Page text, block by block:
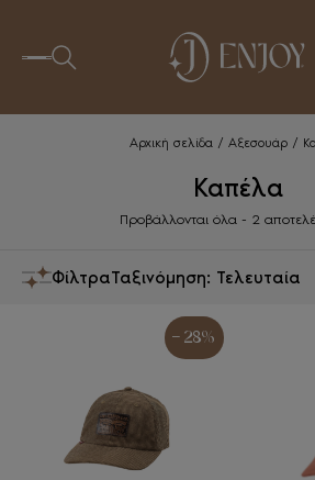
Αρχική σελίδα/ Αξεσουάρ/
Καπέλα
Προβάλλονται όλα - 2
Φίλτρα
- 28%